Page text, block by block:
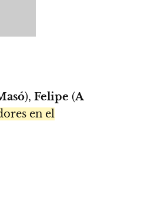
), Felipe (A
en el